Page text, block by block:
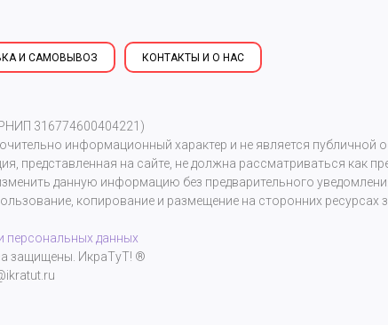
И САМОВЫВОЗ КОНТАКТЫ И О НАС
316774600404221)
информационный характер и не является публичной
на сайте, не должна рассматриваться как
данную информацию без предварительного
копирование и размещение на сторонних ресурсах
персональных данных
защищены. ИкраТуТ! ®